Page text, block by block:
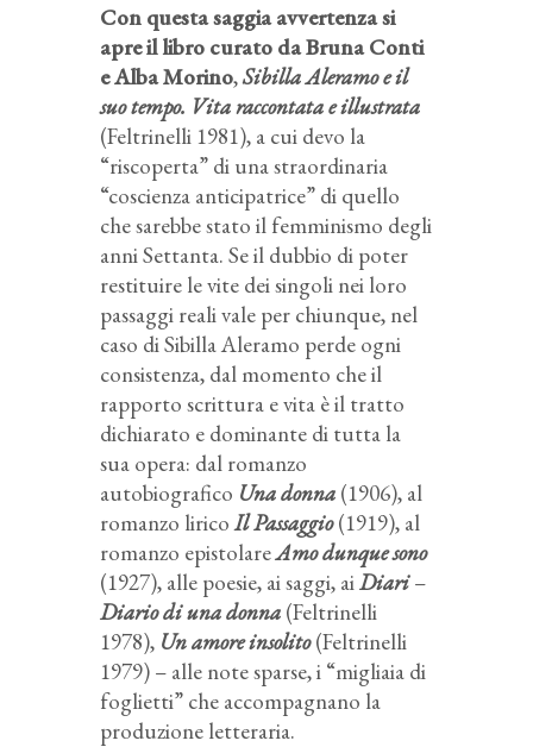
Con questa saggia avvertenza si
apre il libro curato da Bruna Conti
e Alba Morino,Sibilla Aleramo e il
suo tempo. Vita raccontata e illustrata
(Feltrinelli 1981), a cui devo la
“riscoperta” di una straordinaria
“coscienza anticipatrice” di quello
che sarebbe stato il femminismo degli
anni Settanta. Se il dubbio di poter
restituire le vite dei singoli nei loro
passaggi reali vale per chiunque, nel
caso di Sibilla Aleramo perde ogni
consistenza, dal momento che il
rapporto scrittura e vita è il tratto
dichiarato e dominante di tutta la
sua opera: dal romanzo
autobiografico Una donna (1906), al
romanzo liricoIl Passaggio(1919), al
romanzo epistolareAmo dunque sono
(1927), alle poesie, ai saggi, aiDiari–
Diario di una donna (Feltrinelli
1978), Un amore insolito(Feltrinelli
1979) – alle note sparse, i “migliaia di
foglietti” che accompagnano la
produzione letteraria.